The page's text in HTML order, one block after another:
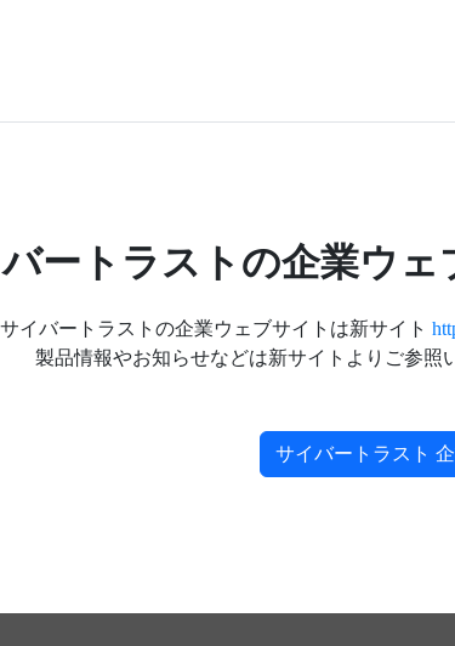
ートラストの企業ウ
サイバートラストの企業ウェブサイトは新サイト
製品情報やお知らせなどは新サイトよりご参照
サイバートラスト